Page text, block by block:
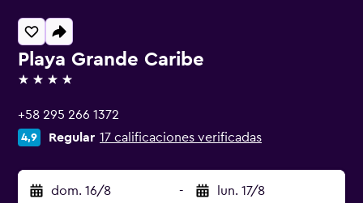
Playa Grande Caribe
4 estrellas
+58 295 266 1372
4,9 Regular 17 calificaciones verificadas
dom. 16/8 - lun. 17/8